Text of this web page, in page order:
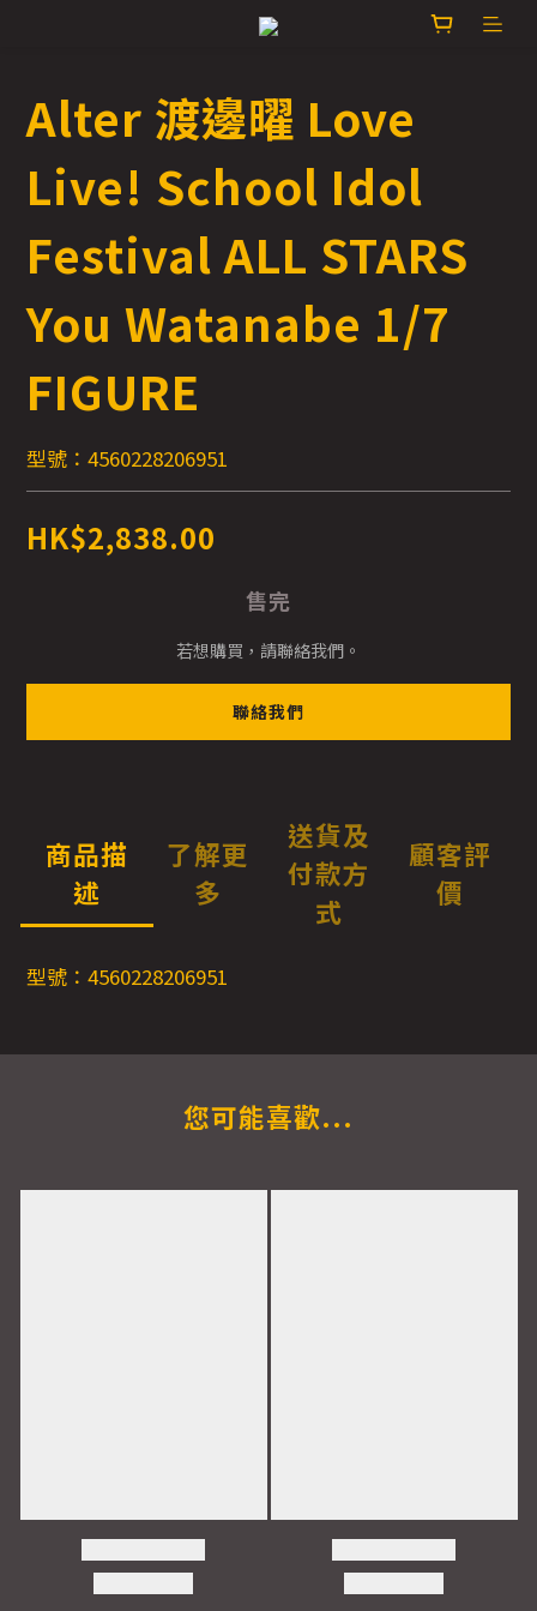
Alter 渡邊曜 Love
Live! School Idol
Festival ALL STARS
You Watanabe 1/7
FIGURE
型號：4560228206951
HK$2,838.00
售完
若想購買，請聯絡我們。
聯絡我們
商品描
述
了解更
多
送貨及
付款方
式
顧客評
價
型號：4560228206951
您可能喜歡...